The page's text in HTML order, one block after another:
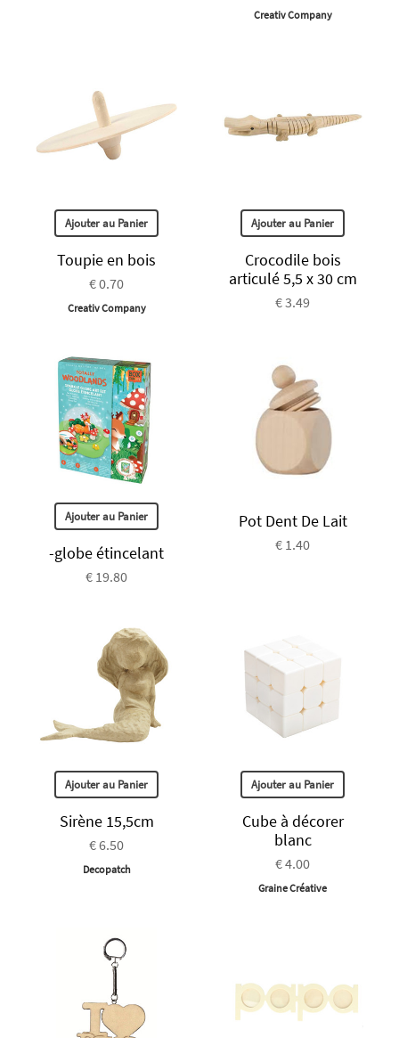
Creativ Company
Ajouter au Panier
Toupie en bois
€ 0.70
Creativ Company
Ajouter au Panier
Crocodile bois
articulé 5,5 x 30 cm
€ 3.49
Ajouter au Panier
-globe étincelant
€ 19.80
Pot Dent De Lait
€ 1.40
Ajouter au Panier
Sirène 15,5cm
€ 6.50
Decopatch
Ajouter au Panier
Cube à décorer
blanc
€ 4.00
Graine Créative